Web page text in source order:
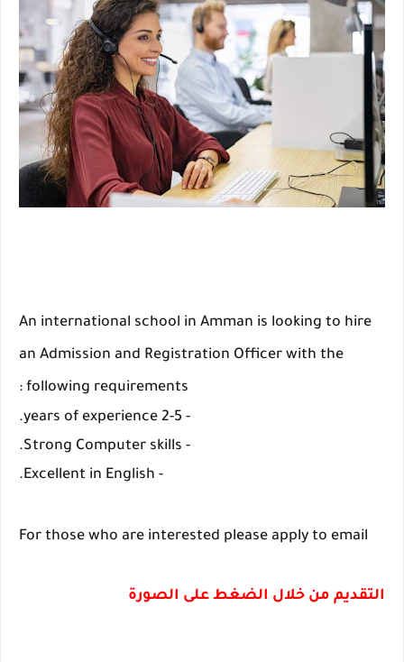
An international school in Amman is looking to hire
an Admission and Registration Officer with the
following requirements :
- 2-5 years of experience.
- Strong Computer skills.
- Excellent in English.
For those who are interested please apply to email
التقديم من خلال الضغط على الصورة